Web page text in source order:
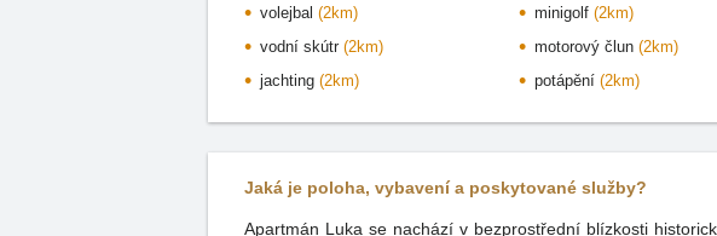
volejbal (2km) minigolf (2km)
vodní skútr (2km) motorový člun (2km)
jachting (2km) potápění (2km)
Jaká je poloha, vybavení a poskytované služby?
Apartmán Luka se nachází v bezprostřední blízkosti